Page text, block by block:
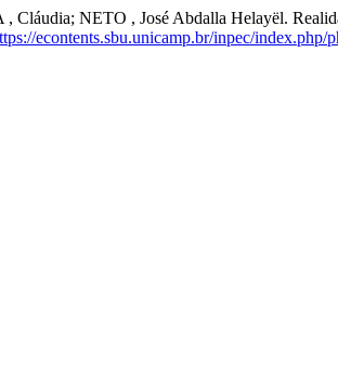
NETO , José Abdalla Helayël.
econtents.sbu.unicamp.br/inpec/index.php/